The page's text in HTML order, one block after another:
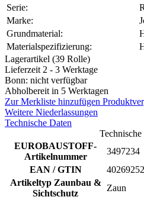
Serie:
Marke:
Grundmaterial:
Materialspezifizierung:
Lagerartikel (39 Rolle)
Lieferzeit 2 - 3 Werktage
Bonn: nicht verfügbar
Abholbereit in 5 Werktagen
Zur Merkliste hinzufügen
Weitere Niederlassungen
Technische Daten
Technische
EUROBAUSTOFF-
Artikelnummer
3497234
EAN / GTIN
Artikeltyp Zaunbau &
Sichtschutz
Zaun